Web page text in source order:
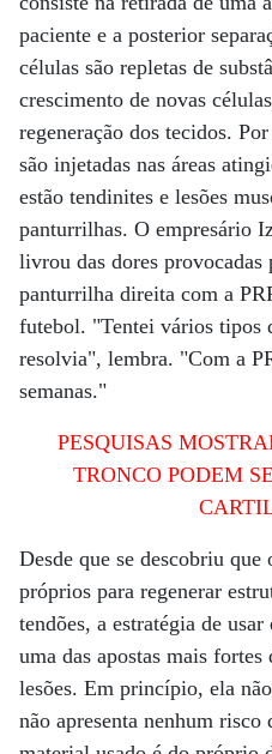
paciente e a posterior
células são repletas de
crescimento de novas
regeneração dos tecidos.
são injetadas nas áreas
estão tendinites e lesões
panturrilhas. O empresário
livrou das dores provocadas
panturrilha direita com a
futebol. "Tentei vários tipos
resolvia", lembra. "Com a
semanas."
PESQUISAS
TRONCO PODEM
Desde que se descobriu
próprios para regenerar
tendões, a estratégia de
uma das apostas mais
lesões. Em princípio, ela
não apresenta nenhum